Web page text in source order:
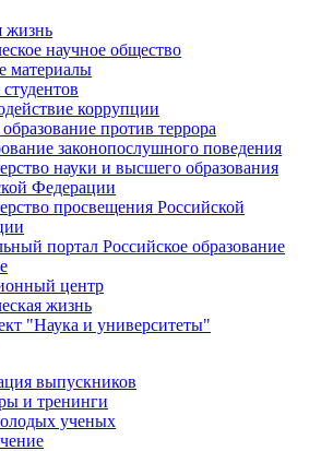
жизнь
научное общество
материалы
коррупции
против террора
законопослушного поведения
науки и высшего образования
Федерации
просвещения Российской
портал Российское образование
центр
жизнь
"Наука и университеты"
выпускников
и тренинги
ученых